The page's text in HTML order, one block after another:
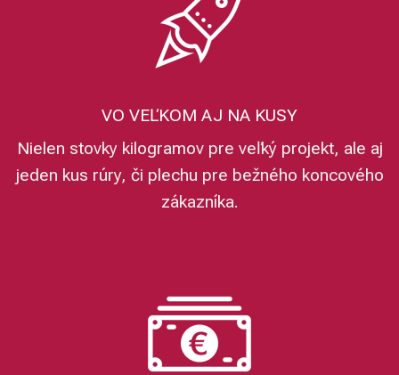
VO VEĽKOM AJ NA KUSY
Nielen stovky kilogramov pre veľký projekt, ale aj
jeden kus rúry, či plechu pre bežného koncového
zákazníka.